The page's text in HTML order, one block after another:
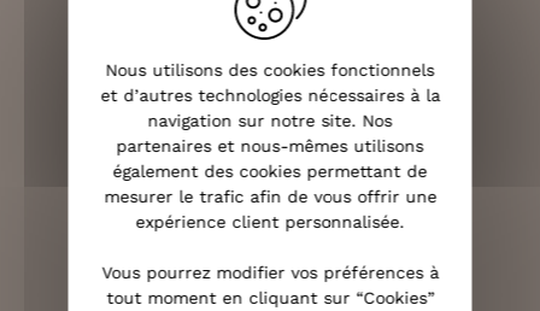
LIVRAISON RAPIDE
OFFERTE DÈS 70€
(VOIR LES CONDITIONS)
Nous utilisons des cookies fonctionnels
et d’autres technologies nécessaires à la
navigation sur notre site. Nos
partenaires et nous-mêmes utilisons
également des cookies permettant de
mesurer le trafic afin de vous offrir une
expérience client personnalisée.
Vous pourrez modifier vos préférences à
tout moment en cliquant sur “Cookies”